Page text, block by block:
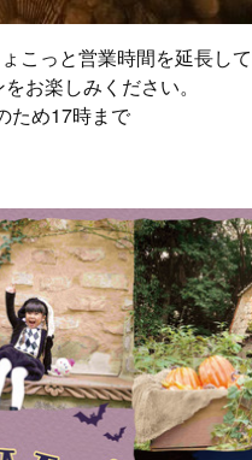
こっと営業時間を延長し
お楽しみください。
ため17時まで